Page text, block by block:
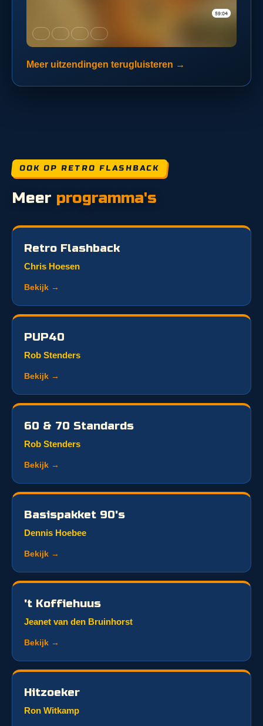
Meer uitzendingen terugluisteren →
OOK OP RETRO FLASHBACK
Meer programma's
Retro Flashback
Chris Hoesen
Bekijk →
PUP40
Rob Stenders
Bekijk →
60 & 70 Standards
Rob Stenders
Bekijk →
Basispakket 90's
Dennis Hoebee
Bekijk →
't Koffiehuus
Jeanet van den Bruinhorst
Bekijk →
Hitzoeker
Ron Witkamp